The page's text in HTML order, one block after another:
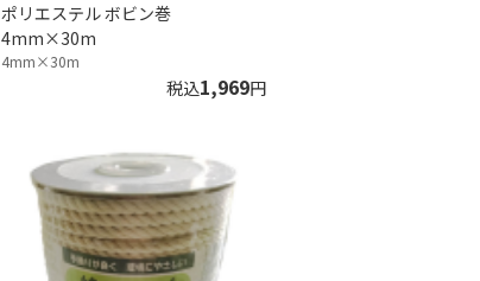
ポリエステル ボビン巻
4mm×30m
4mm×30m
税込1,969円